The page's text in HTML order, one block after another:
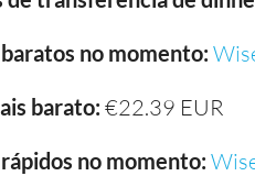
no momento:
barato: €22.39 EUR
no momento: